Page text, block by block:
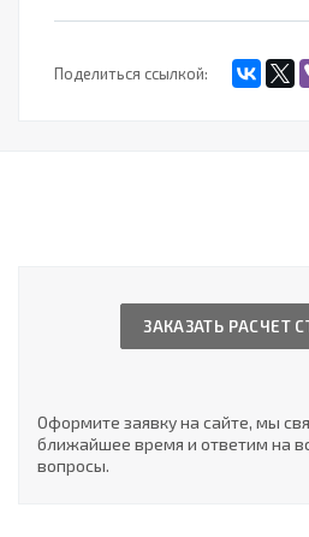
Поделиться ссылкой:
ЗАКАЗАТЬ РАСЧЕТ
Оформите заявку на сайте, мы
ближайшее время и ответим на
вопросы.